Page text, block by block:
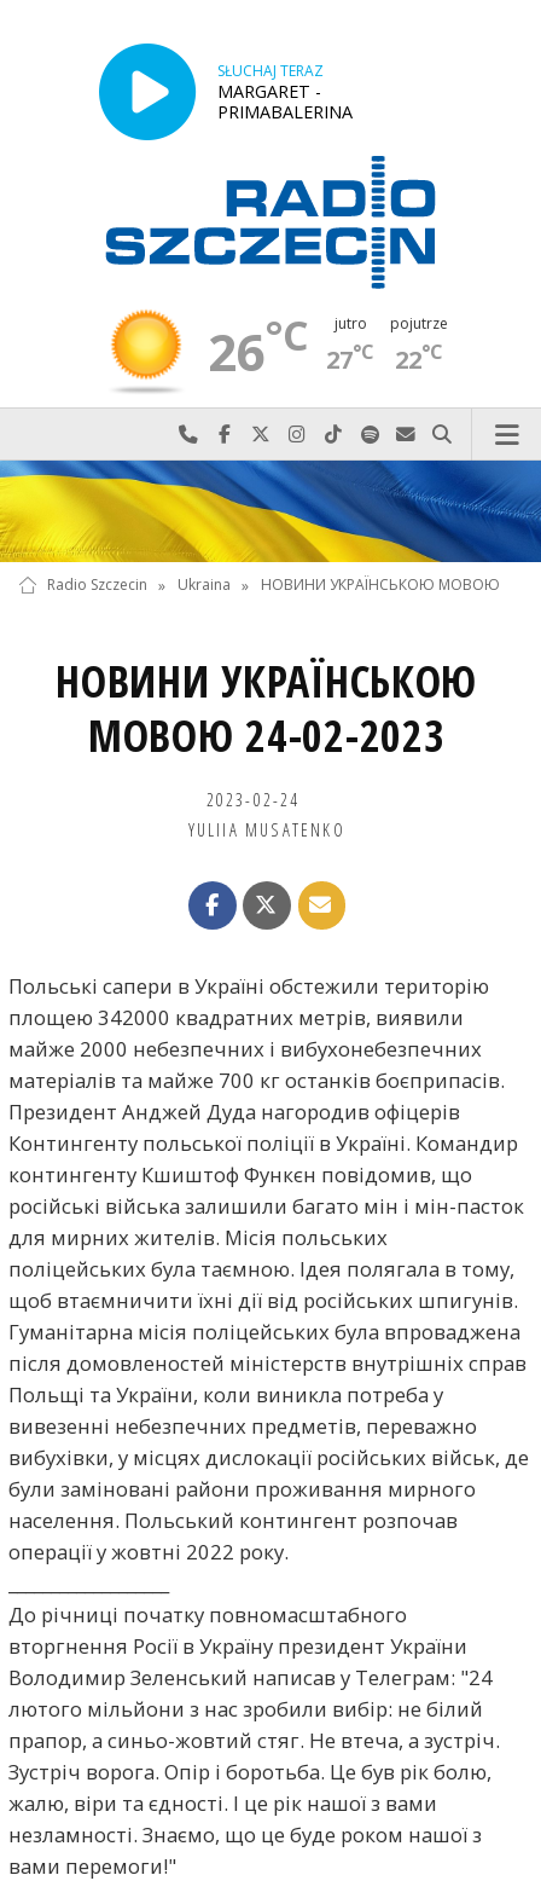
SŁUCHAJ TERAZ
MARGARET -
PRIMABALERINA
26°C jutro
27°C
pojutrze
22°C
Najlepiej po prostu do nas zadzwoń
Odwiedź nas na Facebook-u
Odwiedź nas na X
Odwiedź nas na Instagram-ie
Odwiedź nas na TikTok-u
Szukaj nas na Spotify
Wyślij do nas
Szukaj
Radio Szczecin » Ukraina » НОВИНИ УКРАЇНСЬКОЮ МОВОЮ
НОВИНИ УКРАЇНСЬКОЮ
МОВОЮ 24-02-2023
2023-02-24
YULIIA MUSATENKO
Польські сапери в Україні обстежили територію
площею 342000 квадратних метрів, виявили
майже 2000 небезпечних і вибухонебезпечних
матеріалів та майже 700 кг останків боєприпасів.
Президент Анджей Дуда нагородив офіцерів
Контингенту польської поліції в Україні. Командир
контингенту Кшиштоф Функєн повідомив, що
російські війська залишили багато мін і мін-пасток
для мирних жителів. Місія польських
поліцейських була таємною. Ідея полягала в тому,
щоб втаємничити їхні дії від російських шпигунів.
Гуманітарна місія поліцейських була впроваджена
після домовленостей міністерств внутрішніх справ
Польщі та України, коли виникла потреба у
вивезенні небезпечних предметів, переважно
вибухівки, у місцях дислокації російських військ, де
були заміновані райони проживання мирного
населення. Польський контингент розпочав
операції у жовтні 2022 року.
До річниці початку повномасштабного
вторгнення Росії в Україну президент України
Володимир Зеленський написав у Телеграм: "24
лютого мільйони з нас зробили вибір: не білий
прапор, а синьо-жовтий стяг. Не втеча, а зустріч.
Зустріч ворога. Опір і боротьба. Це був рік болю,
жалю, віри та єдності. І це рік нашої з вами
незламності. Знаємо, що це буде роком нашої з
вами перемоги!"